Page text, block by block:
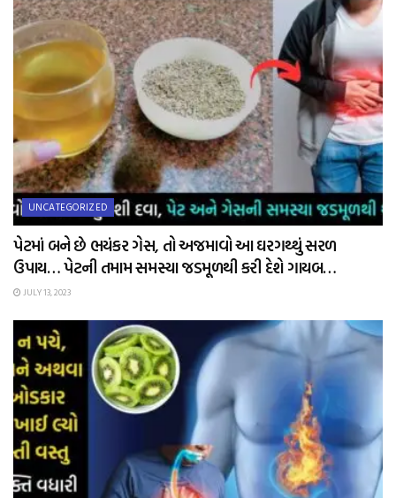
UNCATEGORIZED
પેટમાં બને છે ભયંકર ગેસ, તો અજમાવો આ ઘરગથ્થું સરળ
ઉપાય… પેટની તમામ સમસ્યા જડમૂળથી કરી દેશે ગાયબ…
JULY 13, 2023